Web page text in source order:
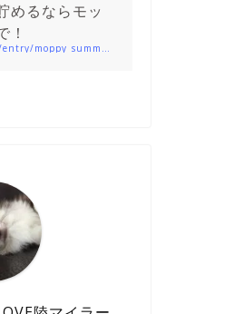
めるならモッ
！
https://www.goutaro.com/entry/moppy_summary201912